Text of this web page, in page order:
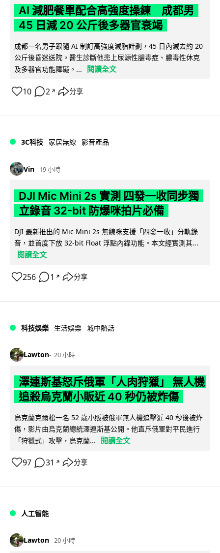
AI 減肥餐單配合高強度操練 成都男
45 日減 20 公斤後多器官衰竭
成都一名男子跟隨 AI 制訂高強度減脂計劃，45 日內減去約 20
公斤後昏迷送院。醫生診斷他患上尿源性膿毒症、膿毒性休克
及多器官功能障礙。...
閱讀全文
10 2 ↗ 分享
3C科技 家居無線 影音產品
Vin 19 小時
DJI Mic Mini 2s 實測 四發一收同步獨
立錄音 32-bit 防爆咪拍片必備
DJI 最新推出的 Mic Mini 2s 無線咪支援「四發一收」分軌錄
音，並首度下放 32-bit Float 浮點內錄功能。本文經實測其...
閱讀全文
256 1 ↗ 分享
科技娛樂 生活娛樂 城中熱話
Lawton 20 小時
澤連斯基怒斥俄軍「人肉狩獵」 無人機
追殺烏克蘭小販近 40 秒仍被炸傷
烏克蘭克爾松一名 52 歲小販被俄軍無人機追擊近 40 秒後被炸
傷，影片由烏克蘭總統澤連斯基公開。他直斥俄軍對平民進行
「狩獵式」攻擊，烏克蘭...
閱讀全文
97 31 ↗ 分享
人工智能
Lawton 20 小時